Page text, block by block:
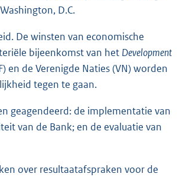
D.C.
De winsten van economische
bijeenkomst van het Development
de Verenigde Naties (VN) worden
tegen te gaan.
geagendeerd: de implementatie van
van de Bank; en de evaluatie van
over resultaatafspraken voor de